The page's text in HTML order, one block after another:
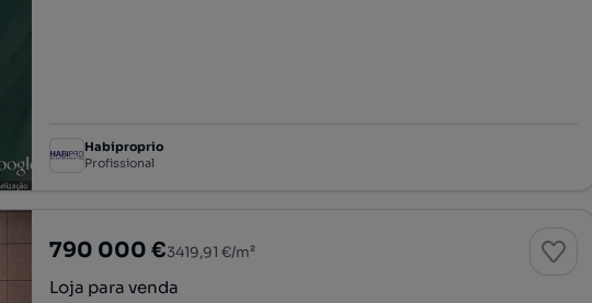
Habiproprio
Profissional
790 000 €3419,91 €/m²
Loja para venda